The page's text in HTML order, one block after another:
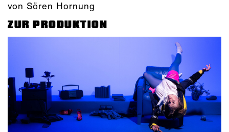
von Sören Hornung
ZUR PRODUKTION